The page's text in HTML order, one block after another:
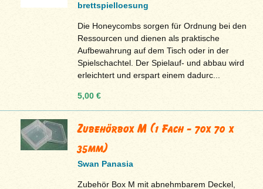
brettspielloesung
Die Honeycombs sorgen für Ordnung bei den
Ressourcen und dienen als praktische
Aufbewahrung auf dem Tisch oder in der
Spielschachtel. Der Spielauf- und abbau wird
erleichtert und erspart einem dadurc...
5,00 €
Zubehörbox M (1 Fach - 70x 70 x
35mm)
Swan Panasia
Zubehör Box M mit abnehmbarem Deckel,